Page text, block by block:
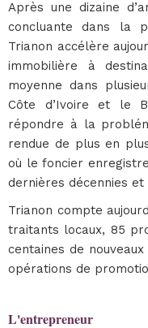
Après une dizaine
concluante dans la
Trianon accélère
immobilière à
moyenne dans
Côte d’Ivoire et le
répondre à la
rendue de plus en
où le foncier
dernières décennies
Trianon compte
traitants locaux, 85
centaines de
opérations de
L'entrepreneur